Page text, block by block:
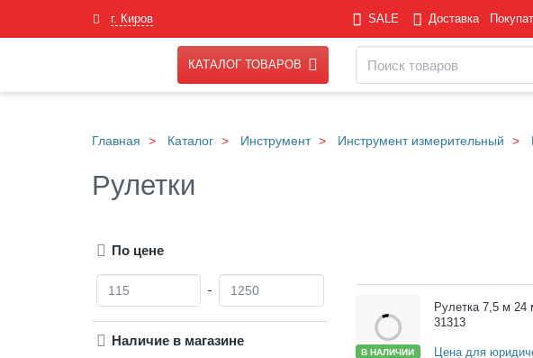
г. Киров SALE Доставка
КАТАЛОГ ТОВАРОВ
Главная Каталог Инструмент Инструмент измерительный
Рулетки
В НАЛИЧИИ
Рулетка 7,5 м 24
31313
Цена для
По цене
Наличие в магазине